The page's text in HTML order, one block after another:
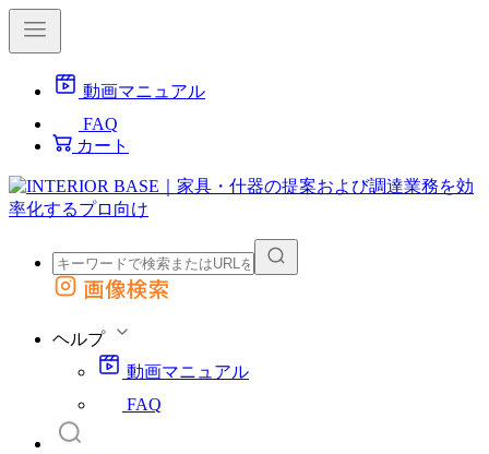
動画マニュアル
FAQ
カート
外部サイトの商品をカートに追加
画像検索
ヘルプ
動画マニュアル
FAQ